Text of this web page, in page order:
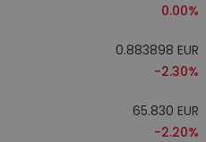
0.00%
0.883898 EUR
-2.30%
65.830 EUR
-2.20%